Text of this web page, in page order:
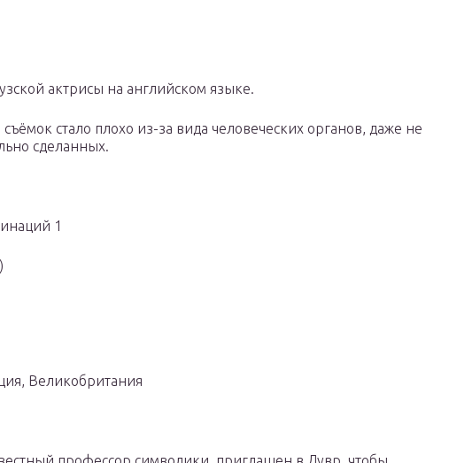
актрисы на английском языке.
стало плохо из-за вида человеческих органов, даже не
сделанных.
1
Великобритания